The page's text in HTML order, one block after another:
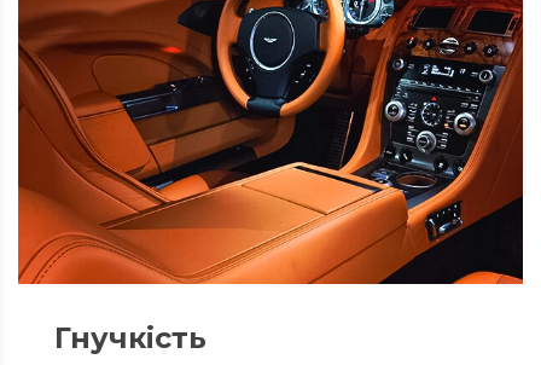
Гнучкість